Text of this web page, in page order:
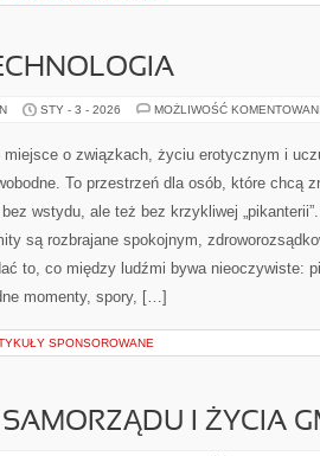
STY - 3 - 2026 MOŻLIWOŚĆ
miejsce o związkach, życiu erotycznym i
To przestrzeń dla osób, które chcą
wstydu, ale też bez krzykliwej
są rozbrajane spokojnym,
to, co między ludźmi bywa nieoczywiste:
momenty, spory, […]
SPONSOROWANE
SAMORZĄDU I ŻYCIA